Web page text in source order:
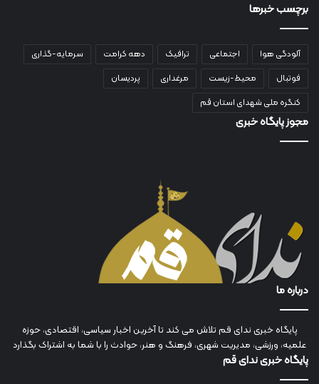
برچسب خبرها
آلودگی هوا اجتماعی ترافیک دهه کرامت
سرمایه-گذاری
فوتبال
محیط-زیست مرغداری
پردیسان
کنگره ملی شهدای استان قم
مجوز پایگاه خبری
درباره ما
پایگاه خبری ندای قم تلاش می کند تا آخرین اخبار سیاسی، اقتصادی، حوزه
علمیه، ورزشی، مدیریت شهری، فرهنگ و هنر، حوادث را با شما به اشتراک بگذارد
پایگاه خبری ندای قم